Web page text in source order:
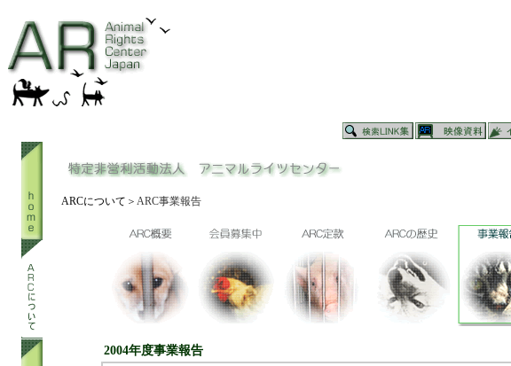
ARCについて ＞ARC事業報告
2004年度事業報告